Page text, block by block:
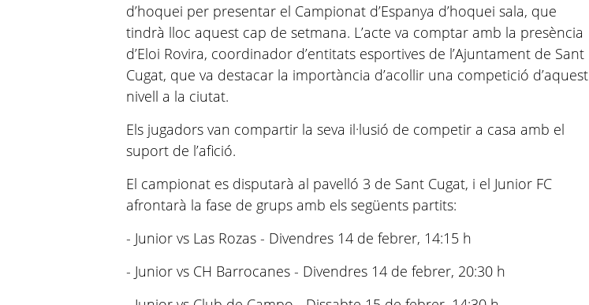
d’hoquei per presentar el Campionat d’Espanya d’hoquei sala, que
tindrà lloc aquest cap de setmana. L’acte va comptar amb la presència
d’Eloi Rovira, coordinador d’entitats esportives de l’Ajuntament de Sant
Cugat, que va destacar la importància d’acollir una competició d’aquest
nivell a la ciutat.
Els jugadors van compartir la seva il·lusió de competir a casa amb el
suport de l’afició.
El campionat es disputarà al pavelló 3 de Sant Cugat, i el Junior FC
afrontarà la fase de grups amb els següents partits:
- Junior vs Las Rozas - Divendres 14 de febrer, 14:15 h
- Junior vs CH Barrocanes - Divendres 14 de febrer, 20:30 h